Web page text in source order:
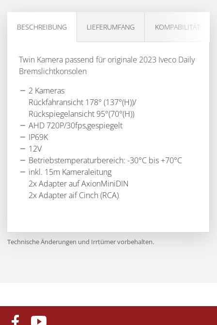
BESCHREIBUNG LIEFERUMFANG KOMPABILITÄT
Twin Kamera passend für originale 2023 Iveco Daily
Bremslichtkonsolen
2 Kameras
Rückfahransicht 178° (137°(H))/
Rückspiegelansicht 95°(70°(H))
AHD 720P/30fps,gespiegelt
IP69K
12V
Betriebstemperaturbereich: -30°C bis +70°C
inkl. 15m Kameraleitung
2x Adapter auf AxionMiniDIN
2x Adapter aif Cinch (RCA)
Technische Änderungen und Irrtümer vorbehalten.